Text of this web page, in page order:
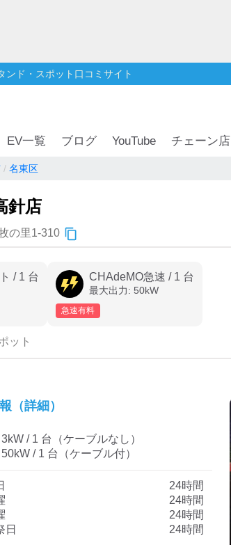
ンド・スポット口コミサイト
EV一覧 ブログ YouTube チェーン店
名東区
針店
の里1-310
/ 1 台 CHAdeMO急速 / 1 台
最大出力: 50kW
急速有料
ット
（詳細）
3kW / 1 台
（ケーブルなし）
50kW / 1 台 （ケーブル付）
24時間
24時間
24時間
日
24時間